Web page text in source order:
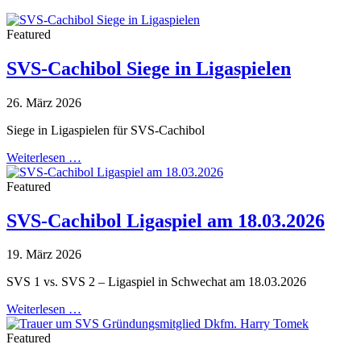
Featured
SVS-Cachibol Siege in Ligaspielen
26. März 2026
Siege in Ligaspielen für SVS-Cachibol
Weiterlesen …
Featured
SVS-Cachibol Ligaspiel am 18.03.2026
19. März 2026
SVS 1 vs. SVS 2 – Ligaspiel in Schwechat am 18.03.2026
Weiterlesen …
Featured